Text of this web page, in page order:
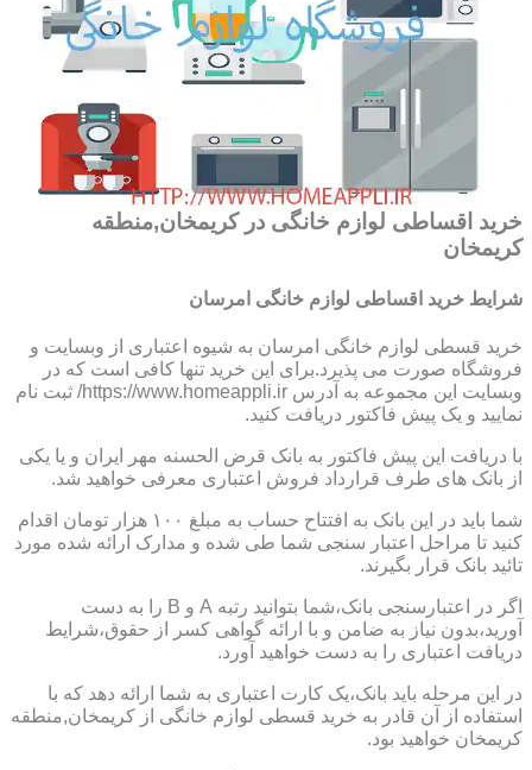
خرید اقساطی لوازم خانگی در کریمخان,منطقه
کریمخان
شرایط خرید اقساطی لوازم خانگی امرسان
خرید قسطی لوازم خانگی امرسان به شیوه اعتباری از وبسایت و
فروشگاه صورت می پذیرد.برای این خرید تنها کافی است که در
وبسایت این مجموعه به آدرس https://www.homeappli.ir/ ثبت نام
نمایید و یک پیش فاکتور دریافت کنید.
با دریافت این پیش فاکتور به بانک قرض الحسنه مهر ایران و یا یکی
از بانک های طرف قرارداد فروش اعتباری معرفی خواهید شد.
شما باید در این بانک به افتتاح حساب به مبلغ ۱۰۰ هزار تومان اقدام
کنید تا مراحل اعتبار سنجی شما طی شده و مدارک ارائه شده مورد
تائید بانک قرار بگیرند.
اگر در اعتبارسنجی بانک،شما بتوانید رتبه A و B را به دست
آورید،بدون نیاز به ضامن و با ارائه گواهی کسر از حقوق،شرایط
دریافت اعتباری را به دست خواهید آورد.
در این مرحله باید بانک،یک کارت اعتباری به شما ارائه دهد که با
استفاده از آن قادر به خرید قسطی لوازم خانگی از کریمخان,منطقه
کریمخان خواهید بود.